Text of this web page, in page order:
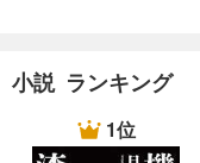
小説 ランキング
1位